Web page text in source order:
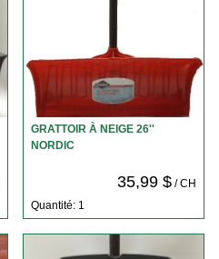
GRATTOIR À NEIGE 26''
NORDIC
35,99 $/ CH
Quantité: 1